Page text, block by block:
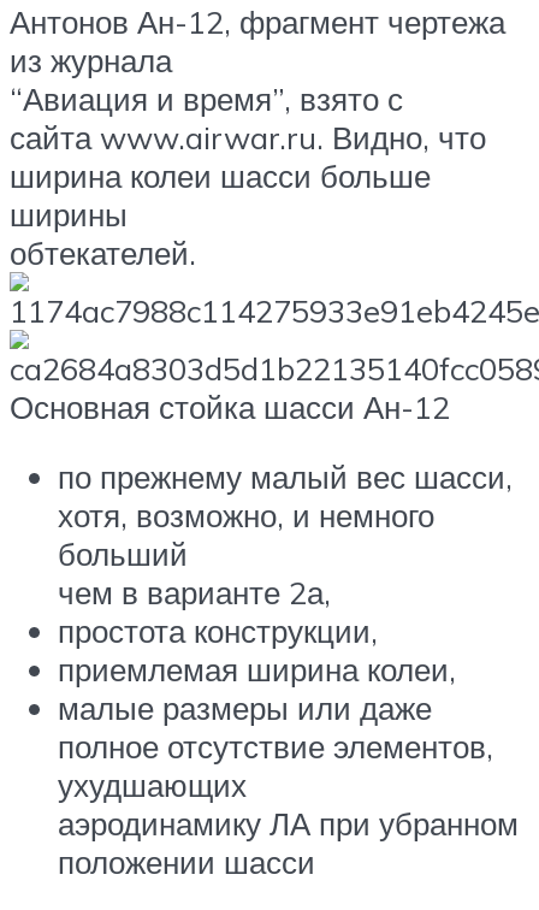
Антонов Ан-12, фрагмент чертежа
из журнала
“Авиация и время”, взято с
сайта www.airwar.ru. Видно, что
ширина колеи шасси больше
ширины
обтекателей.
Основная стойка шасси Ан-12
по прежнему малый вес шасси,
хотя, возможно, и немного
больший
чем в варианте 2а,
простота конструкции,
приемлемая ширина колеи,
малые размеры или даже
полное отсутствие элементов,
ухудшающих
аэродинамику ЛА при убранном
положении шасси